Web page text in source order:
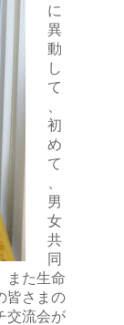
に
異
動
し
て
初
め
て
男
女
共
同
また生命
皆さまの
交流会が